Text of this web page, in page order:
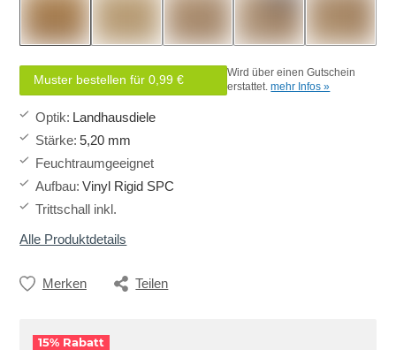
Muster bestellen für 0,99 €
Wird über einen Gutschein
erstattet.mehr Infos »
Optik: Landhausdiele
Stärke: 5,20 mm
Feuchtraumgeeignet
Aufbau: Vinyl Rigid SPC
Trittschall inkl.
Alle Produktdetails
Merken Teilen
15% Rabatt